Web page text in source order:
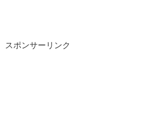
スポンサーリンク